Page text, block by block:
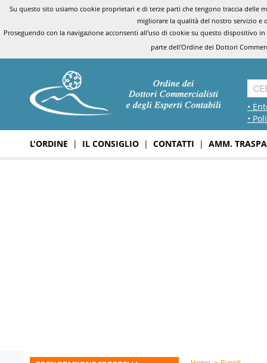
Su questo sito usiamo cookie proprietari e di terze parti che tengono traccia
migliorare la qualità del nostro servizio e
Proseguendo con la navigazione acconsenti all'uso di cookie su questo dispositivo
parte dell'Ordine dei Dottori
•
•
L'ORDINE | IL CONSIGLIO | CONTATTI | AMM.